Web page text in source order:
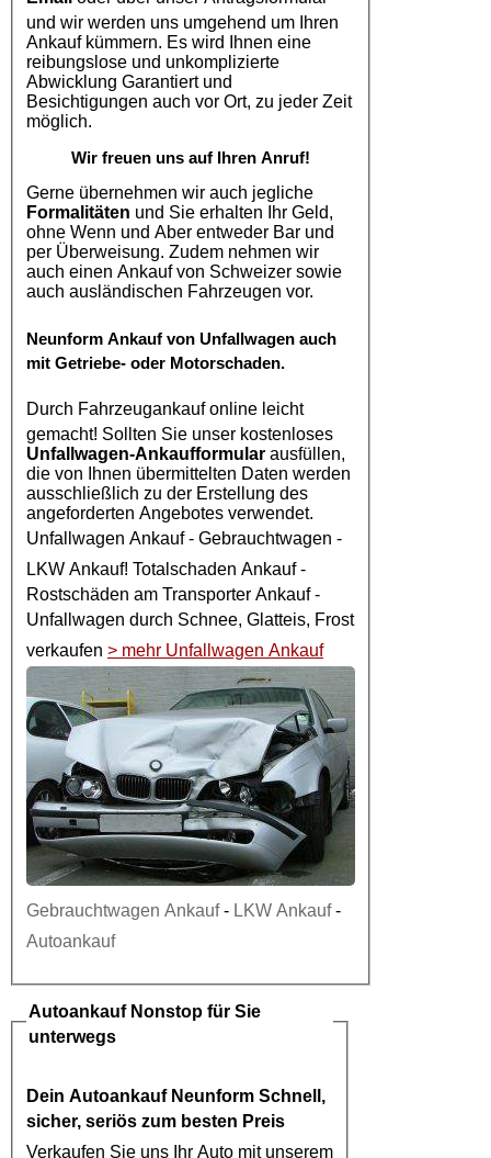
und wir werden uns umgehend um Ihren
Ankauf kümmern. Es wird Ihnen eine
reibungslose und unkomplizierte
Abwicklung Garantiert und
Besichtigungen auch vor Ort, zu jeder Zeit
möglich.
Wir freuen uns auf Ihren Anruf!
Gerne übernehmen wir auch jegliche
Formalitäten und Sie erhalten Ihr Geld,
ohne Wenn und Aber entweder Bar und
per Überweisung. Zudem nehmen wir
auch einen Ankauf von Schweizer sowie
auch ausländischen Fahrzeugen vor.
Neunform Ankauf von Unfallwagen auch
mit Getriebe- oder Motorschaden.
Durch Fahrzeugankauf online leicht
gemacht! Sollten Sie unser kostenloses
Unfallwagen-Ankaufformular ausfüllen,
die von Ihnen übermittelten Daten werden
ausschließlich zu der Erstellung des
angeforderten Angebotes verwendet.
Unfallwagen Ankauf- Gebrauchtwagen -
LKW Ankauf! Totalschaden Ankauf -
Rostschäden am Transporter Ankauf -
Unfallwagen durch Schnee, Glatteis, Frost
verkaufen > mehr Unfallwagen Ankauf
Gebrauchtwagen Ankauf- LKW Ankauf-
Autoankauf
AutoankaufNonstop für Sie
unterwegs
Dein Autoankauf Neunform Schnell,
sicher, seriös zum besten Preis
Verkaufen Sie uns Ihr Auto mit unserem